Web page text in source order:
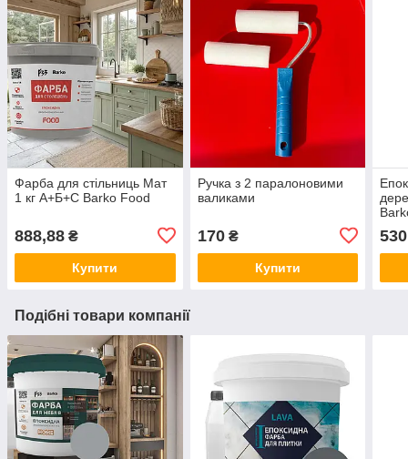
Фарба для стільниць Мат
1 кг А+Б+С Barko Food
888,88 ₴
Купити
Ручка з 2 паралоновими
валиками
170₴
Купити
530
Подібні товари компанії